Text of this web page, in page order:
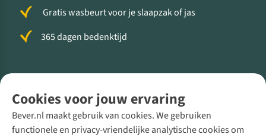
Cookies voor jouw ervaring
Bever.nl maakt gebruik van cookies. We gebruiken
functionele en privacy-vriendelijke analytische cookies om
Gratis wasbeurt voor je slaapzak of jas
365 dagen bedenktijd